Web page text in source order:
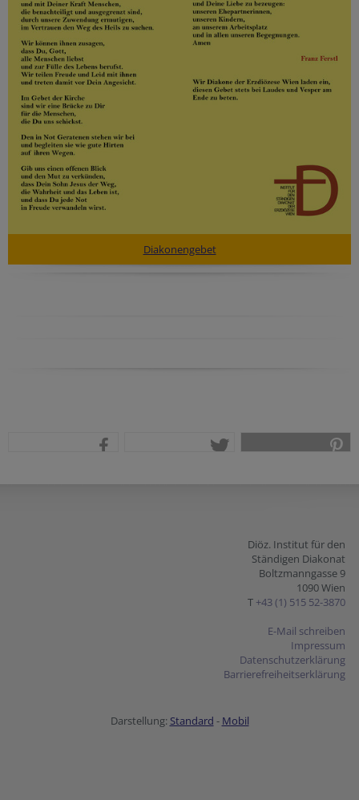
Diakonengebet
Diöz. Institut für den
Ständigen Diakonat
Boltzmanngasse 9
1090 Wien
T +43 (1) 515 52-3870
E-Mail schreiben
Impressum
Datenschutzerklärung
Barrierefreiheitserklärung
Darstellung: Standard - Mobil